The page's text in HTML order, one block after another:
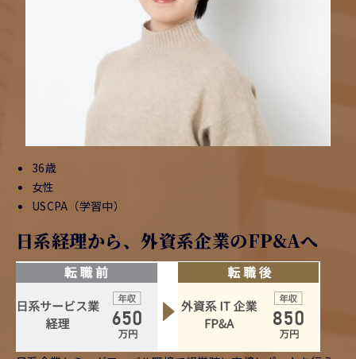
36歳
女性
USCPA（学習中）
日系経理から、外資系企業のFP&Aへ